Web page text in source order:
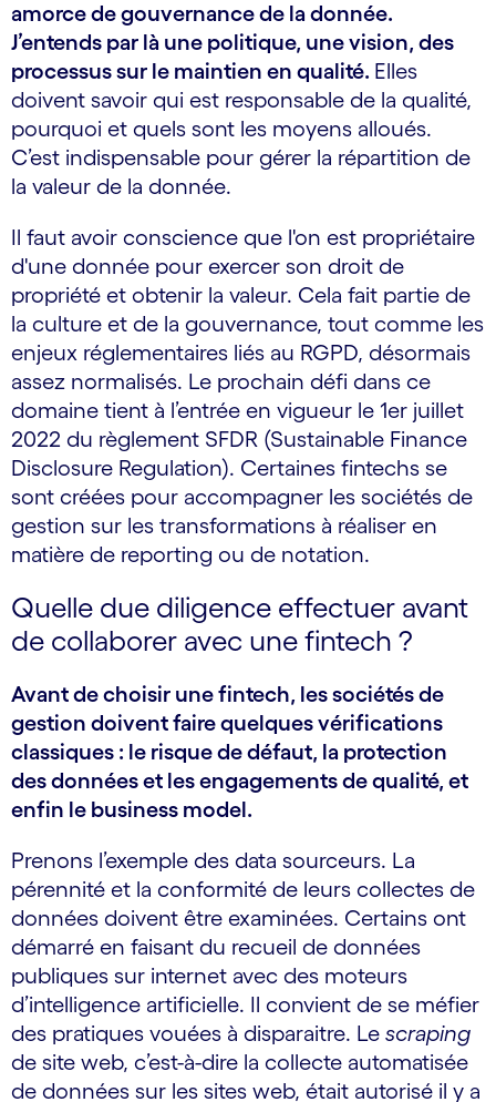
amorce de gouvernance de la donnée.
J’entends par là une politique, une vision, des
processus sur le maintien en qualité. Elles
doivent savoir qui est responsable de la qualité,
pourquoi et quels sont les moyens alloués.
C’est indispensable pour gérer la répartition de
la valeur de la donnée.
Il faut avoir conscience que l'on est propriétaire
d'une donnée pour exercer son droit de
propriété et obtenir la valeur. Cela fait partie de
la culture et de la gouvernance, tout comme les
enjeux réglementaires liés au RGPD, désormais
assez normalisés. Le prochain défi dans ce
domaine tient à l’entrée en vigueur le 1er juillet
2022 du règlement SFDR (Sustainable Finance
Disclosure Regulation). Certaines fintechs se
sont créées pour accompagner les sociétés de
gestion sur les transformations à réaliser en
matière de reporting ou de notation.
Quelle due diligence effectuer avant
de collaborer avec une fintech ?
Avant de choisir une fintech, les sociétés de
gestion doivent faire quelques vérifications
classiques : le risque de défaut, la protection
des données et les engagements de qualité, et
enfin le business model.
Prenons l’exemple des data sourceurs. La
pérennité et la conformité de leurs collectes de
données doivent être examinées. Certains ont
démarré en faisant du recueil de données
publiques sur internet avec des moteurs
d’intelligence artificielle. Il convient de se méfier
des pratiques vouées à disparaitre. Le scraping
de site web, c’est-à-dire la collecte automatisée
de données sur les sites web, était autorisé il y a